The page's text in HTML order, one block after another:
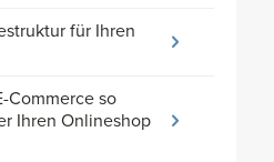
für Ihren
Commerce so
Ihren Onlineshop